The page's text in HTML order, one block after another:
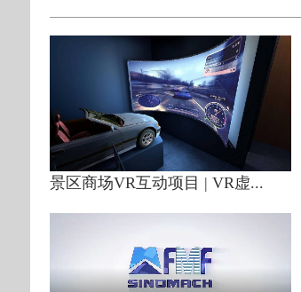
景区商场VR互动项目 | VR虚...